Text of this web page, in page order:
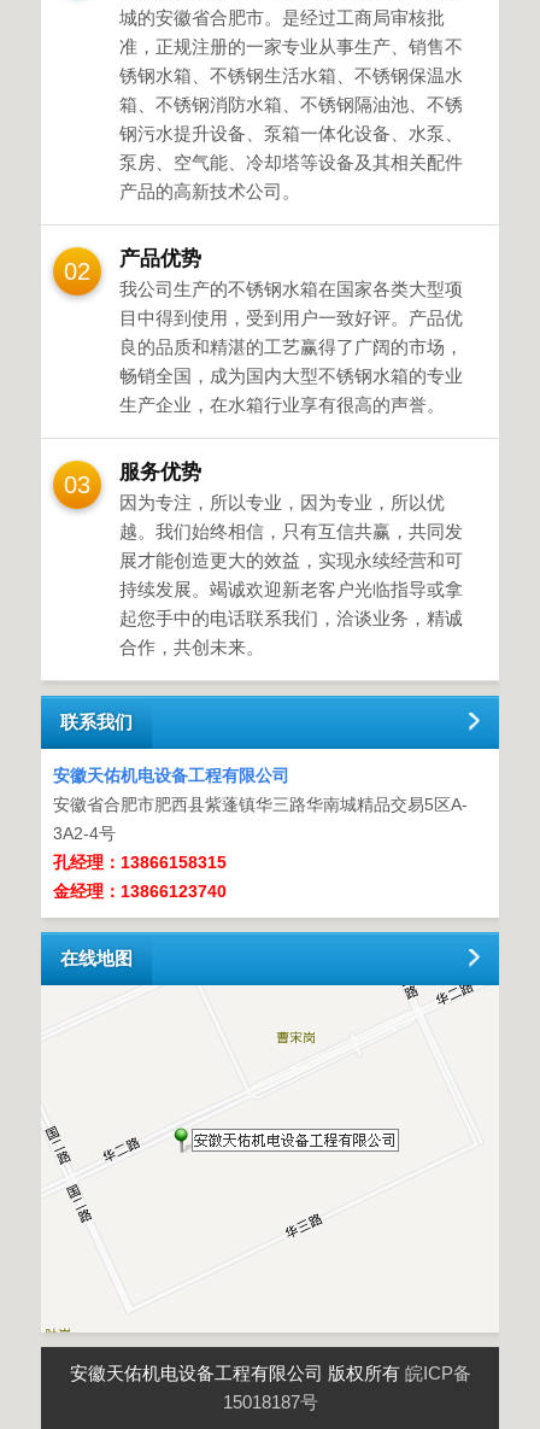
城的安徽省合肥市。是经过工商局审核批
准，正规注册的一家专业从事生产、销售不
锈钢水箱、不锈钢生活水箱、不锈钢保温水
箱、不锈钢消防水箱、不锈钢隔油池、不锈
钢污水提升设备、泵箱一体化设备、水泵、
泵房、空气能、冷却塔等设备及其相关配件
产品的高新技术公司。
02 产品优势
我公司生产的不锈钢水箱在国家各类大型项
目中得到使用，受到用户一致好评。产品优
良的品质和精湛的工艺赢得了广阔的市场，
畅销全国，成为国内大型不锈钢水箱的专业
生产企业，在水箱行业享有很高的声誉。
03 服务优势
因为专注，所以专业，因为专业，所以优
越。我们始终相信，只有互信共赢，共同发
展才能创造更大的效益，实现永续经营和可
持续发展。竭诚欢迎新老客户光临指导或拿
起您手中的电话联系我们，洽谈业务，精诚
合作，共创未来。
联系我们
安徽天佑机电设备工程有限公司
安徽省合肥市肥西县紫蓬镇华三路华南城精品交易5区A-
3A2-4号
孔经理：13866158315
金经理：13866123740
在线地图
安徽天佑机电设备工程有限公司 版权所有 皖ICP备
15018187号